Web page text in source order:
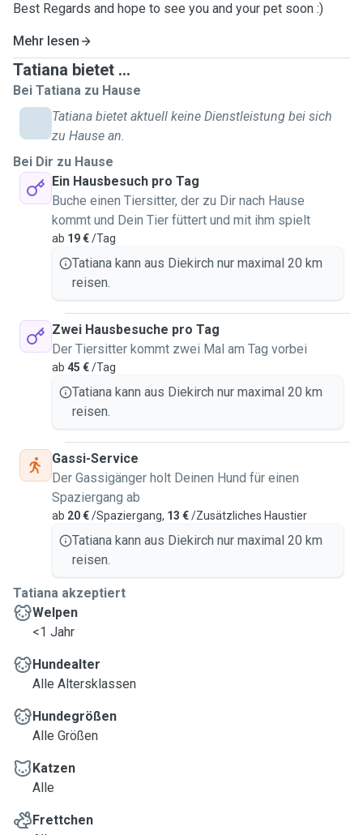
Best Regards and hope to see you and your pet soon :)
Mehr lesen
Tatiana bietet ...
Bei Tatiana zu Hause
Tatiana bietet aktuell keine Dienstleistung bei sich
zu Hause an.
Bei Dir zu Hause
Ein Hausbesuch pro Tag
Buche einen Tiersitter, der zu Dir nach Hause
kommt und Dein Tier füttert und mit ihm spielt
ab 19 €/Tag
Tatiana kann aus Diekirch nur maximal 20 km
reisen.
Zwei Hausbesuche pro Tag
Der Tiersitter kommt zwei Mal am Tag vorbei
ab 45 €/Tag
Tatiana kann aus Diekirch nur maximal 20 km
reisen.
Gassi-Service
Der Gassigänger holt Deinen Hund für einen
Spaziergang ab
ab 20 €/Spaziergang, 13 €/Zusätzliches Haustier
Tatiana kann aus Diekirch nur maximal 20 km
reisen.
Tatiana akzeptiert
Welpen
<1 Jahr
Hundealter
Alle Altersklassen
Hundegrößen
Alle Größen
Katzen
Alle
Frettchen